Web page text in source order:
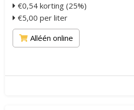
€0,54 korting (25%)
€5,00 per liter
Alléén online